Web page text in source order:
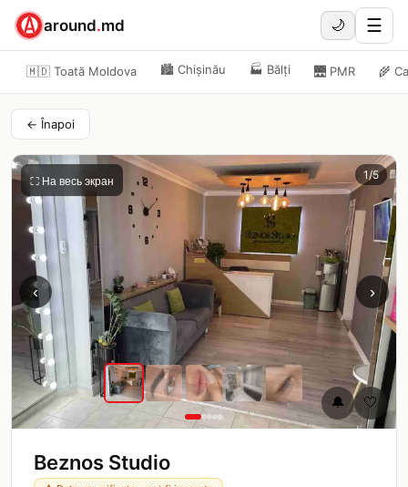
around.md 🌙 ☰
🇲🇩 Toată Moldova 🏙️ Chișinău 🏭 Bălți 🌉 PMR 🌾
← Înapoi
⛶ На весь экран
‹ ›
1/5
🔔 🤍
Beznos Studio